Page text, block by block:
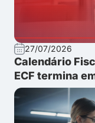
27/07/2026
Calendário
ECF termina